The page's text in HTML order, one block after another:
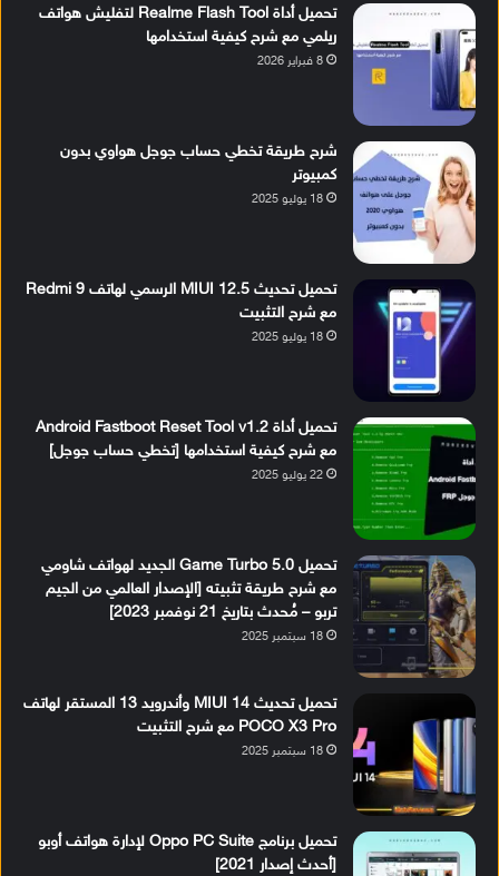
تحميل أداة Realme Flash Tool لتفليش هواتف
ريلمي مع شرح كيفية استخدامها
8 فبراير 2026
شرح طريقة تخطي حساب جوجل هواوي بدون
كمبيوتر
18 يوليو 2025
تحميل تحديث MIUI 12.5 الرسمي لهاتف Redmi 9
مع شرح التثبيت
18 يوليو 2025
تحميل أداة Android Fastboot Reset Tool v1.2
مع شرح كيفية استخدامها [تخطي حساب جوجل]
22 يوليو 2025
تحميل Game Turbo 5.0 الجديد لهواتف شاومي
مع شرح طريقة تثبيته [الإصدار العالمي من الجيم
تربو – مُحدث بتاريخ 21 نوفمبر 2023]
18 سبتمبر 2025
تحميل تحديث MIUI 14 وأندرويد 13 المستقر لهاتف
POCO X3 Pro مع شرح التثبيت
18 سبتمبر 2025
تحميل برنامج Oppo PC Suite لإدارة هواتف أوبو
[أحدث إصدار 2021]